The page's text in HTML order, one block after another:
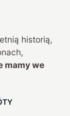
historią,
mamy we